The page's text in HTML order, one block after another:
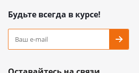
Будьте всегда в курсе!